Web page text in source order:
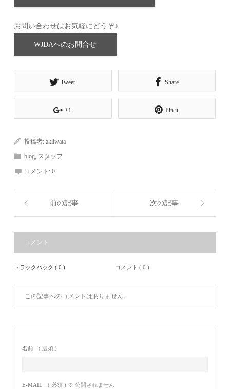
お問い合わせはお気軽にどうぞ♪
WJDAへのお問合せ
Tweet Share
+1 Pin it
投稿者:akiiwata
blog スタッフ
コメント:0
前の記事 次の記事
コメント
トラックバック ( 0 ) コメント ( 0 )
この記事へのコメントはありません。
名前 ( 必須 )
E-MAIL ( 必須 ) ※ 公開されません